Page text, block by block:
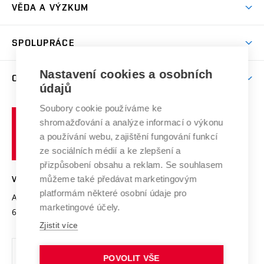
Sport na VUT
Dny otevřených dveří
Celoživotní vzdělávání
E-přihláška
Harmonogram akademického roku
Závěrečné práce
Doktorské studium
Zpracování osobních údajů studentů
Sociální bezpečí
Studium bez bariér
Podpora podnikání
VĚDA A VÝZKUM
Mezinárodní vědecká rada
Systém zajišťování kvality výzkumu
Výzkumné infrastruktury
Transfer znalostí
Open Science
Projekty
Projekty ze strukturálních fondů
Specifický výzkum
SPOLUPRÁCE
Firemní spolupráce
Zahraniční spolupráce
Spolupráce se školami
Mezinárodní dohody
Univerzitní sítě
O UNIVERZITĚ
Profil univerzity
Udržitelná univerzita
Podnikavá univerzita / ContriBUTe
Bezpečná univerzita
Vyznamenání
Organizační struktura
Ochrana osobních údajů
učení
technické
Brně
VYSOKÉ UČENÍ TECHNICKÉ V BRNĚ
Antonínská 548/1
602 00 Brno
www.vut.cz
vut@vutbr.cz
Nastavení cookies a osobních
údajů
Soubory cookie používáme ke
shromažďování a analýze informací o výkonu
a používání webu, zajištění fungování funkcí
ze sociálních médií a ke zlepšení a
přizpůsobení obsahu a reklam. Se souhlasem
můžeme také předávat marketingovým
platformám některé osobní údaje pro
marketingové účely.
Zjistit více
POVOLIT VŠE